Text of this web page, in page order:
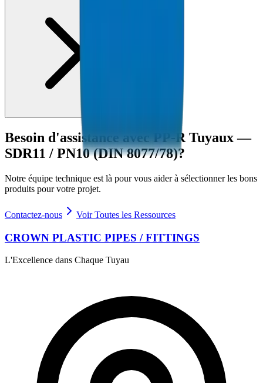
Besoin d'assistance avec PP-R Tuyaux —
SDR11 / PN10 (DIN 8077/78)?
Notre équipe technique est là pour vous aider à sélectionner les bons
produits pour votre projet.
Contactez-nous Voir Toutes les Ressources
CROWN PLASTIC PIPES / FITTINGS
L'Excellence dans Chaque Tuyau